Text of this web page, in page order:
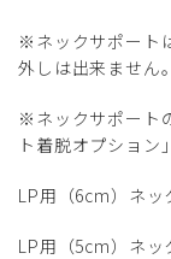
※ネックサポート
外しは出来ません。
※ネックサポート
ト着脱オプション
LP用（6cm）ネッ
LP用（5cm）ネッ